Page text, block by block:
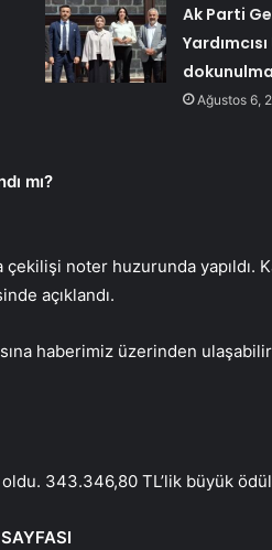
Ak Parti
Ağustos 6,
mı?
noter huzurunda yapıldı.
açıklandı.
haberimiz üzerinden
343.346,80 TL’lik büyük ödül